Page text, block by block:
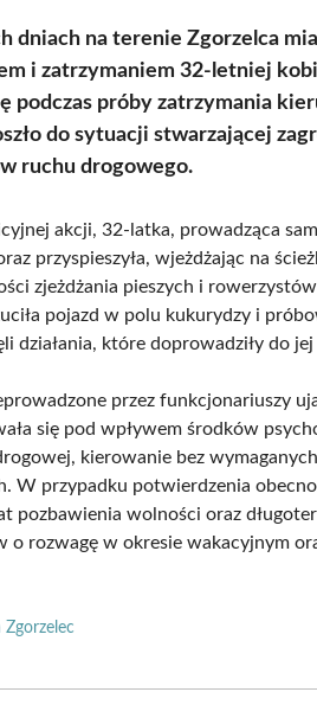
dniach na terenie Zgorzelca
i zatrzymaniem 32-letniej
podczas próby zatrzymania
do sytuacji stwarzającej
ruchu drogowego.
akcji, 32-latka, prowadząca
przyspieszyła, wjeżdżając na
zjeżdżania pieszych i
pojazd w polu kukurydzy i
działania, które doprowadziły do
przez funkcjonariuszy
się pod wpływem środków
kierowanie bez
W przypadku potwierdzenia
pozbawienia wolności oraz
o rozwagę w okresie wakacyjnym
Zgorzelec